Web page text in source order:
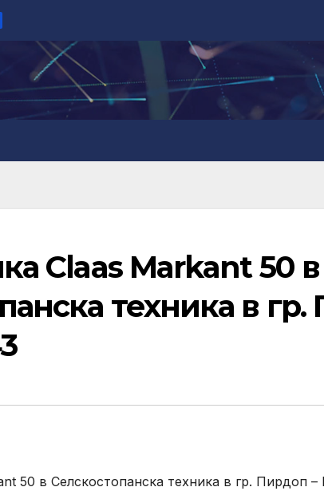
Claas Markant 50 в
техника в гр.
50 в Селскостопанска техника в гр. Пирдоп